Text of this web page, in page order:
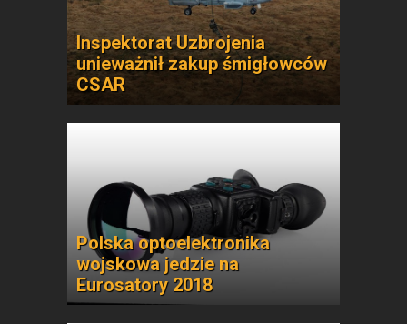
Inspektorat Uzbrojenia
unieważnił zakup śmigłowców
CSAR
Polska optoelektronika
wojskowa jedzie na
Eurosatory 2018